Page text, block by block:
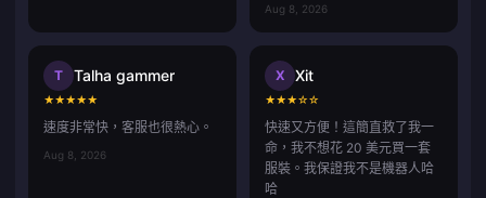
Aug 8, 2026
T Talha gammer
★★★★★
速度非常快，客服也很熱心。
Aug 8, 2026
X Xit
★★★☆☆
快速又方便！這簡直救了我一
命，我不想花 20 美元買一套
服裝。我保證我不是機器人哈
哈